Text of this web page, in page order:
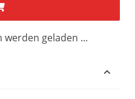
geladen ...